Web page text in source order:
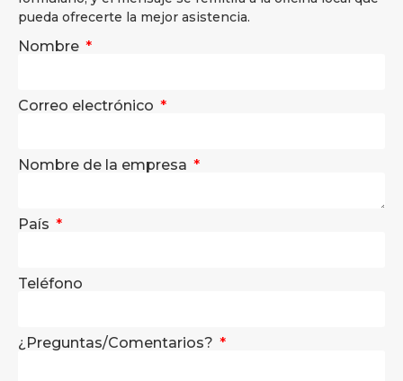
pueda ofrecerte la mejor asistencia.
Nombre
Correo electrónico
Nombre de la empresa
País
Teléfono
¿Preguntas/Comentarios?